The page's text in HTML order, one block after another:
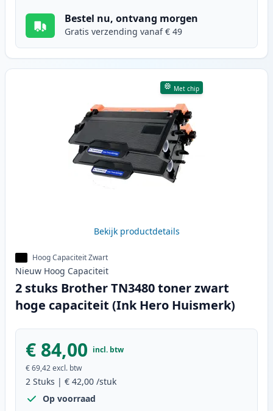
Bestel nu, ontvang morgen
Gratis verzending vanaf € 49
Met chip
Bekijk productdetails
Hoog Capaciteit Zwart
Nieuw Hoog Capaciteit
2 stuks Brother TN3480 toner zwart
hoge capaciteit (Ink Hero Huismerk)
€ 84,00 incl. btw
€ 69,42excl. btw
2 Stuks | € 42,00 /stuk
Op voorraad